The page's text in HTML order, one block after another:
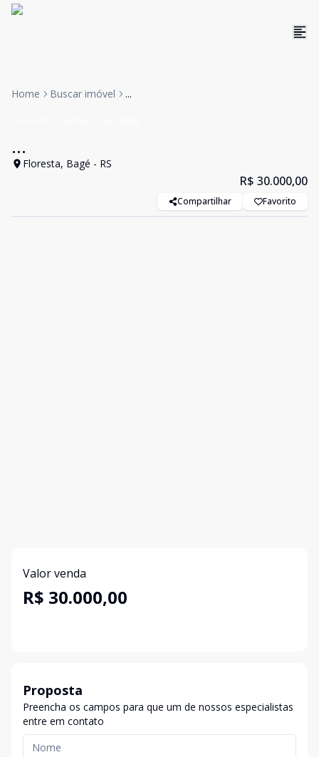
Home Buscar imóvel ...
...
Floresta, Bagé - RS
R$ 30.000,00
Compartilhar Favorito
Valor venda
R$ 30.000,00
Proposta
Preencha os campos para que um de nossos especialistas
entre em contato